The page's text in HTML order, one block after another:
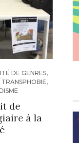
DE GENRES,
,
de
à la